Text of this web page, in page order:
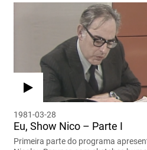
1981-03-28
Eu, Show Nico – Parte I
Primeira parte do programa